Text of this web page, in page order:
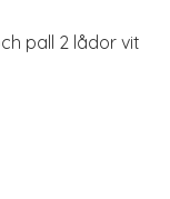
pall 2 lådor vit